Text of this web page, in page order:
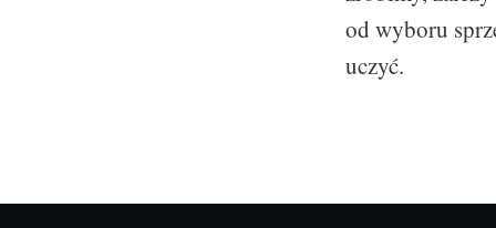
od wyboru
uczyć.